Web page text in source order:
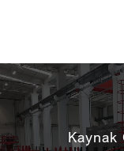
Kaynak